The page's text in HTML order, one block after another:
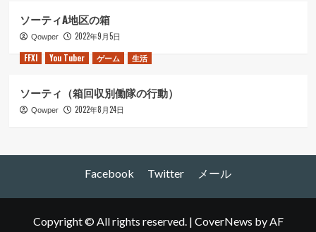
ソーティA地区の箱
Qowper
2022年9月5日
FFXI
You Tuber ゲーム 生活
ソーティ（箱回収別働隊の行動）
Qowper 2022年8月24日
Facebook Twitter メール
Copyright © All rights reserved. | CoverNews by AF